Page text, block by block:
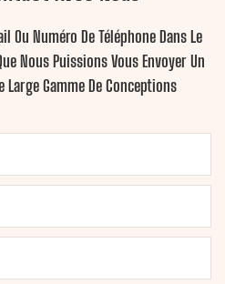
Ou Numéro De Téléphone Dans Le
Nous Puissions Vous Envoyer Un
Gamme De Conceptions